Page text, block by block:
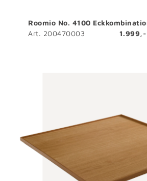
Roomio No. 4100
Art. 200470003 1.999,-